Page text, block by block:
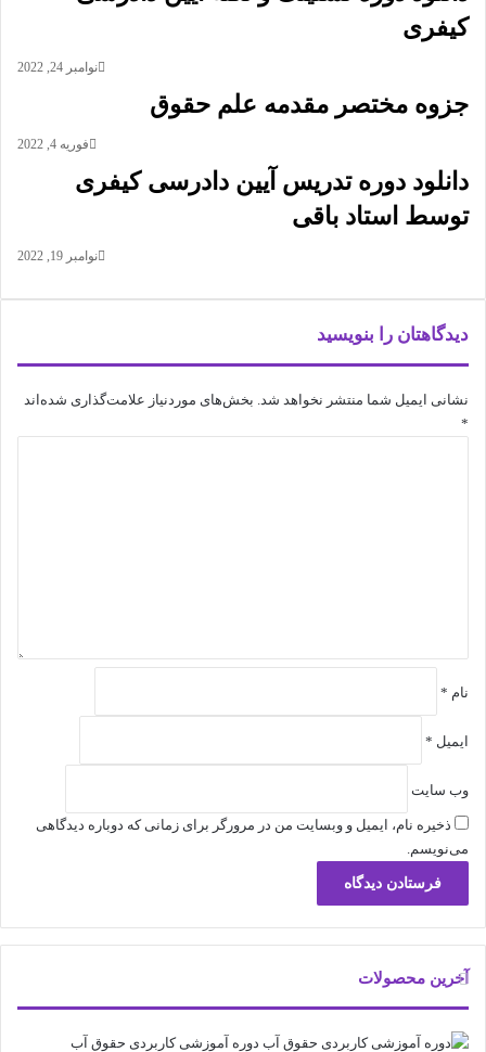
کیفری
نوامبر 24, 2022
جزوه مختصر مقدمه علم حقوق
فوریه 4, 2022
دانلود دوره تدریس آیین دادرسی کیفری
توسط استاد باقی
نوامبر 19, 2022
دیدگاهتان را بنویسید
نشانی ایمیل شما منتشر نخواهد شد. بخش‌های موردنیاز علامت‌گذاری شده‌اند
*
نام *
ایمیل *
وب‌ سایت
ذخیره نام، ایمیل و وبسایت من در مرورگر برای زمانی که دوباره دیدگاهی
می‌نویسم.
آخرین محصولات
دوره آموزشی کاربردی حقوق آب